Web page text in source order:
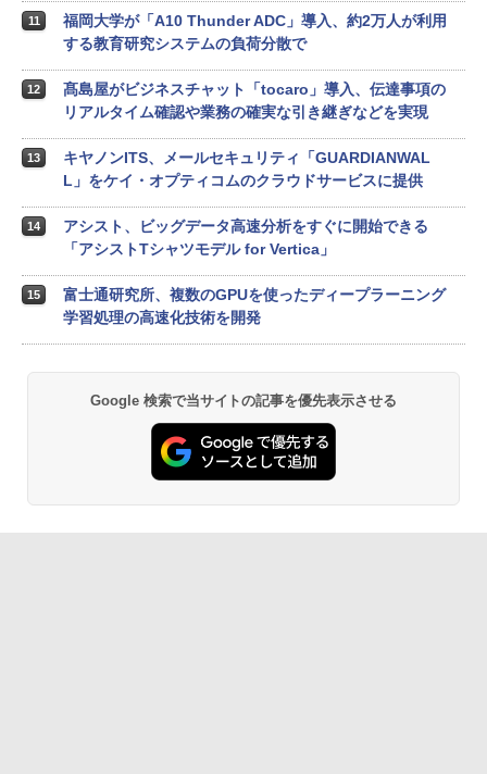
11
福岡大学が「A10 Thunder ADC」導入、約2万人が利用
する教育研究システムの負荷分散で
12
髙島屋がビジネスチャット「tocaro」導入、伝達事項の
リアルタイム確認や業務の確実な引き継ぎなどを実現
13
キヤノンITS、メールセキュリティ「GUARDIANWAL
L」をケイ・オプティコムのクラウドサービスに提供
14
アシスト、ビッグデータ高速分析をすぐに開始できる
「アシストTシャツモデル for Vertica」
15
富士通研究所、複数のGPUを使ったディープラーニング
学習処理の高速化技術を開発
Google 検索で当サイトの記事を優先表示させる